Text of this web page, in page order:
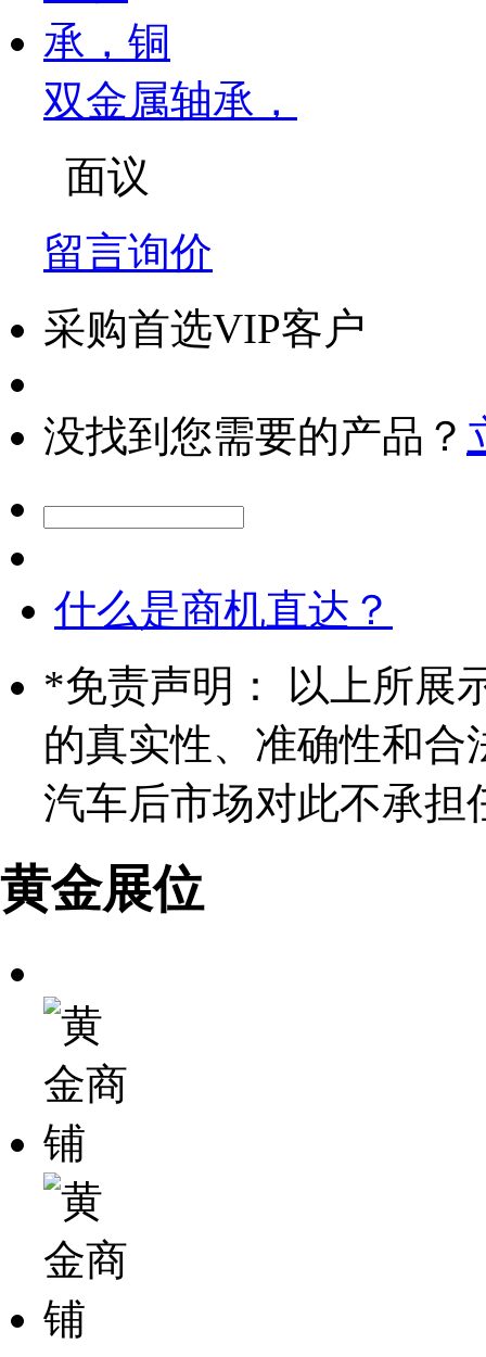
双金属轴承，
面议
留言询价
采购首选VIP客户
没找到您需要的产品？
什么是商机直达？
*免责声明： 以上所展
的真实性、准确性和合
汽车后市场对此不承担
黄金展位